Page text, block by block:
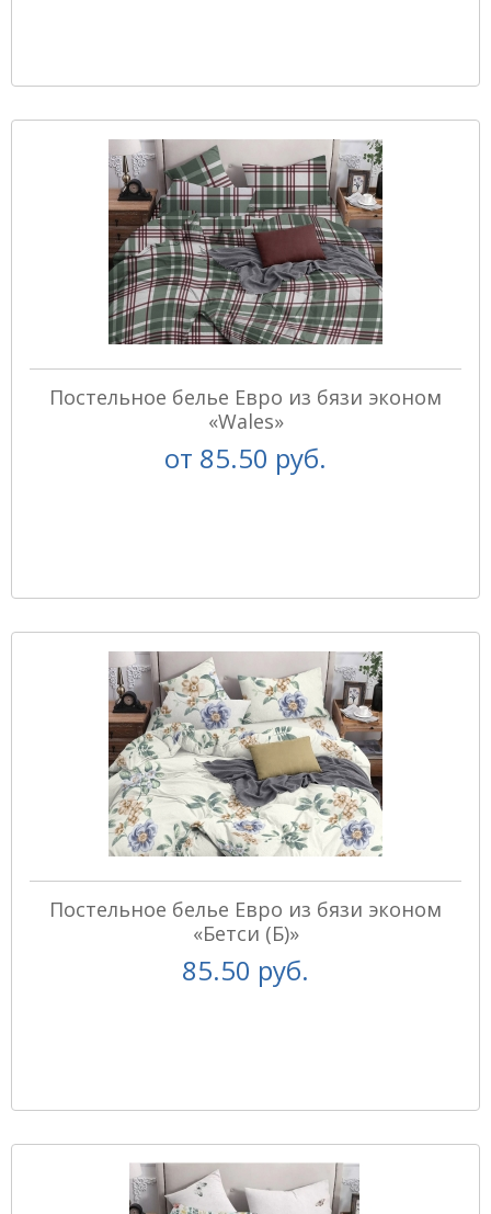
Постельное белье Евро из бязи эконом
«Wales»
от 85.50 руб.
Постельное белье Евро из бязи эконом
«Бетси (Б)»
85.50 руб.